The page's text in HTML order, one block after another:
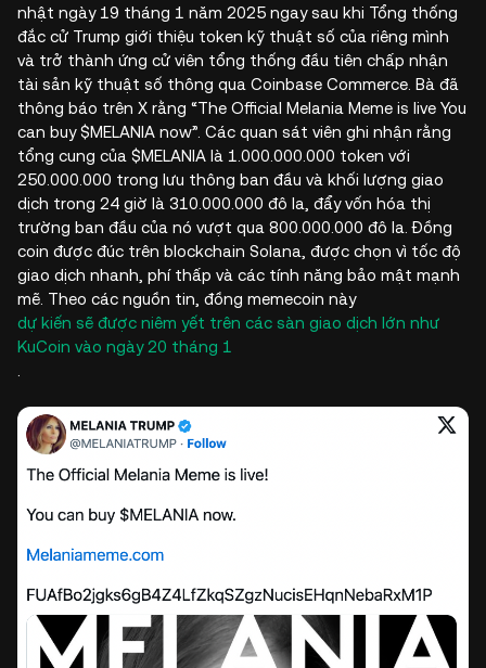
nhật ngày 19 tháng 1 năm 2025 ngay sau khi Tổng thống
đắc cử Trump giới thiệu token kỹ thuật số của riêng mình
và trở thành ứng cử viên tổng thống đầu tiên chấp nhận
tài sản kỹ thuật số thông qua Coinbase Commerce. Bà đã
thông báo trên X rằng “The Official Melania Meme is live You
can buy $MELANIA now”. Các quan sát viên ghi nhận rằng
tổng cung của $MELANIA là 1.000.000.000 token với
250.000.000 trong lưu thông ban đầu và khối lượng giao
dịch trong 24 giờ là 310.000.000 đô la, đẩy vốn hóa thị
trường ban đầu của nó vượt qua 800.000.000 đô la. Đồng
coin được đúc trên blockchain Solana, được chọn vì tốc độ
giao dịch nhanh, phí thấp và các tính năng bảo mật mạnh
mẽ. Theo các nguồn tin, đồng memecoin này
dự kiến sẽ được niêm yết trên các sàn giao dịch lớn như
KuCoin vào ngày 20 tháng 1